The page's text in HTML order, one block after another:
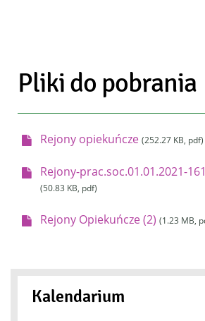
Pliki do pobrania
Rejony opiekuńcze (252.27 KB, pdf)
Rejony-prac.soc.01.01.2021-
(50.83 KB, pdf)
Rejony Opiekuńcze (2) (1.23 MB,
Kalendarium